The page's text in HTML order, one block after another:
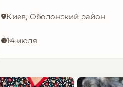
Киев, Оболонский район
14 июля